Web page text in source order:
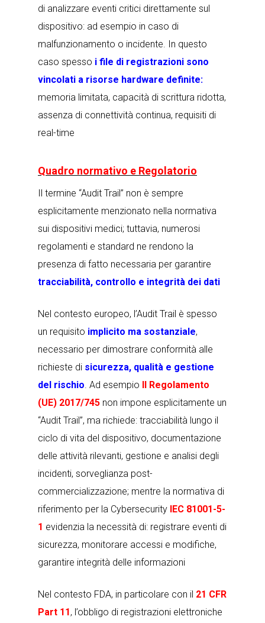
di analizzare eventi critici direttamente sul
dispositivo: ad esempio in caso di
malfunzionamento o incidente. In questo
caso spesso i file di registrazioni sono
vincolati a risorse hardware definite:
memoria limitata, capacità di scrittura ridotta,
assenza di connettività continua, requisiti di
real-time
Quadro normativo e Regolatorio
Il termine “Audit Trail” non è sempre
esplicitamente menzionato nella normativa
sui dispositivi medici; tuttavia, numerosi
regolamenti e standard ne rendono la
presenza di fatto necessaria per garantire
tracciabilità, controllo e integrità dei dati
Nel contesto europeo, l’Audit Trail è spesso
un requisito implicito ma sostanziale,
necessario per dimostrare conformità alle
richieste di sicurezza, qualità e gestione
del rischio. Ad esempio Il Regolamento
(UE) 2017/745 non impone esplicitamente un
“Audit Trail”, ma richiede: tracciabilità lungo il
ciclo di vita del dispositivo, documentazione
delle attività rilevanti, gestione e analisi degli
incidenti, sorveglianza post-
commercializzazione; mentre la normativa di
riferimento per la Cybersecurity IEC 81001-5-
1 evidenzia la necessità di: registrare eventi di
sicurezza, monitorare accessi e modifiche,
garantire integrità delle informazioni
Nel contesto FDA, in particolare con il 21 CFR
Part 11, l’obbligo di registrazioni elettroniche